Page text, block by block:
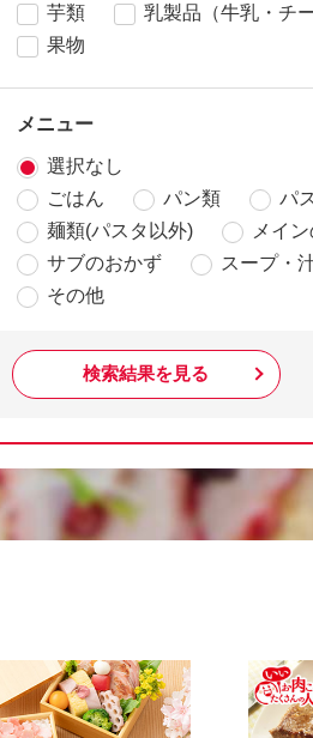
芋類
乳製品（牛乳・チー
果物
メニュー
選択なし
ごはん
パン類
パ
麺類(パスタ以外)
メイ
サブのおかず
スープ・
その他
検索結果を見る